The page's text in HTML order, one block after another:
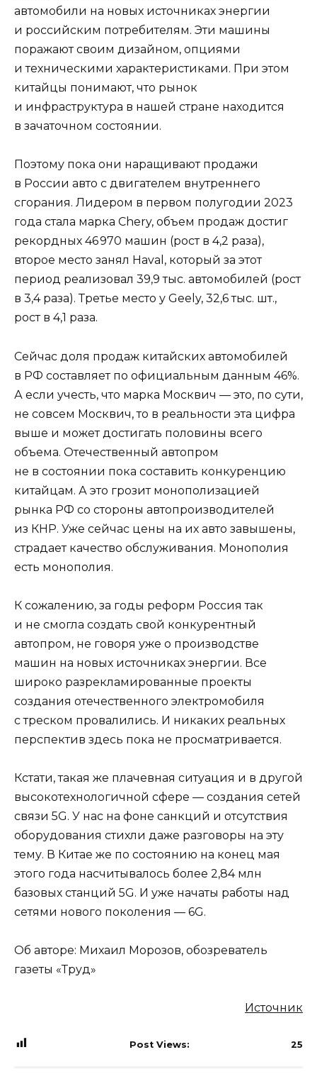
автомобили на новых источниках энергии
и российским потребителям. Эти машины
поражают своим дизайном, опциями
и техническими характеристиками. При этом
китайцы понимают, что рынок
и инфраструктура в нашей стране находится
в зачаточном состоянии.
Поэтому пока они наращивают продажи
в России авто с двигателем внутреннего
сгорания. Лидером в первом полугодии 2023
года стала марка Chery, объем продаж достиг
рекордных 46 970 машин (рост в 4,2 раза),
второе место занял Haval, который за этот
период реализовал 39,9 тыс. автомобилей (рост
в 3,4 раза). Третье место у Geely, 32,6 тыс. шт.,
рост в 4,1 раза.
Сейчас доля продаж китайских автомобилей
в РФ составляет по официальным данным 46%.
А если учесть, что марка Москвич — это, по сути,
не совсем Москвич, то в реальности эта цифра
выше и может достигать половины всего
объема. Отечественный автопром
не в состоянии пока составить конкуренцию
китайцам. А это грозит монополизацией
рынка РФ со стороны автопроизводителей
из КНР. Уже сейчас цены на их авто завышены,
страдает качество обслуживания. Монополия
есть монополия.
К сожалению, за годы реформ Россия так
и не смогла создать свой конкурентный
автопром, не говоря уже о производстве
машин на новых источниках энергии. Все
широко разрекламированные проекты
создания отечественного электромобиля
с треском провалились. И никаких реальных
перспектив здесь пока не просматривается.
Кстати, такая же плачевная ситуация и в другой
высокотехнологичной сфере — создания сетей
связи 5G. У нас на фоне санкций и отсутствия
оборудования стихли даже разговоры на эту
тему. В Китае же по состоянию на конец мая
этого года насчитывалось более 2,84 млн
базовых станций 5G. И уже начаты работы над
сетями нового поколения — 6G.
Об авторе: Михаил Морозов, обозреватель
газеты «Труд»
Источник
Post Views: 25